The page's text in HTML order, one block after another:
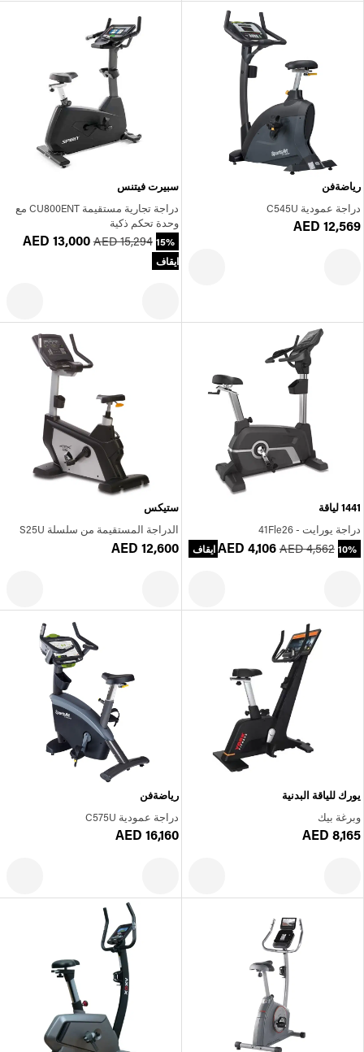
رياضةفن
دراجة عمودية C545U
AED 12,569
سبيرت فيتنس
دراجة تجارية مستقيمة CU800ENT مع
وحدة تحكم ذكية
AED 13,000 AED 15,294 15%
ايقاف
1441 لياقة
دراجة يورايت - 41Fle26
AED 4,106 AED 4,562 10% ايقاف
ستيكس
الدراجة المستقيمة من سلسلة S25U
AED 12,600
يورك للياقة البدنية
وبرغة بيك
AED 8,165
رياضةفن
دراجة عمودية C575U
AED 16,160